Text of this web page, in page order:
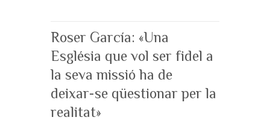
Roser García: «Una
Església que vol ser fidel a
la seva missió ha de
deixar-se qüestionar per la
realitat»